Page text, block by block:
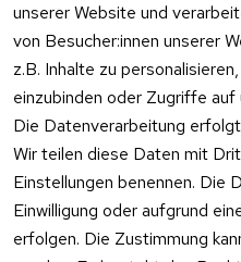
unserer Website und
von Besucher:innen unserer
z.B. Inhalte zu
einzubinden oder Zugriffe auf
Die Datenverarbeitung
Wir teilen diese Daten mit
Einstellungen benennen. Die
Einwilligung oder aufgrund
erfolgen. Die Zustimmung
Verpacku
ngshinwei
se
Altgeräte
-
Entsorgu
ng
Vertrag
Telefon
Kundenservic
e:
Mo – Fr 11:00
– 15:00 Uhr